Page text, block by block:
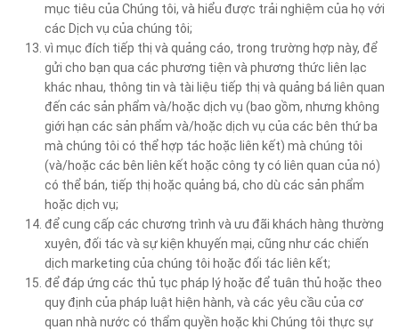
mục tiêu của Chúng tôi, và hiểu được trải nghiệm của họ với
các Dịch vụ của chúng tôi;
vì mục đích tiếp thị và quảng cáo, trong trường hợp này, để
gửi cho bạn qua các phương tiện và phương thức liên lạc
khác nhau, thông tin và tài liệu tiếp thị và quảng bá liên quan
đến các sản phẩm và/hoặc dịch vụ (bao gồm, nhưng không
giới hạn các sản phẩm và/hoặc dịch vụ của các bên thứ ba
mà chúng tôi có thể hợp tác hoặc liên kết) mà chúng tôi
(và/hoặc các bên liên kết hoặc công ty có liên quan của nó)
có thể bán, tiếp thị hoặc quảng bá, cho dù các sản phẩm
hoặc dịch vụ;
để cung cấp các chương trình và ưu đãi khách hàng thường
xuyên, đối tác và sự kiện khuyến mại, cũng như các chiến
dịch marketing của chúng tôi hoặc đối tác liên kết;
để đáp ứng các thủ tục pháp lý hoặc để tuân thủ hoặc theo
quy định của pháp luật hiện hành, và các yêu cầu của cơ
quan nhà nước có thẩm quyền hoặc khi Chúng tôi thực sự